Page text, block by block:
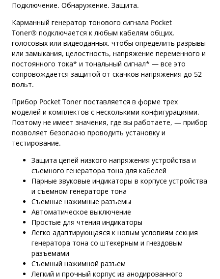
Подключение. Обнаружение. Защита.
Карманный генератор тонового сигнала Pocket
Toner® подключается к любым кабелям общих,
голосовых или видеоданных, чтобы определить разрывы
или замыкания, целостность, напряжение переменного и
постоянного тока* и тональный сигнал* — все это
сопровождается защитой от скачков напряжения до 52
вольт.
Прибор Pocket Toner поставляется в форме трех
моделей и комплектов с несколькими конфигурациями.
Поэтому не имеет значения, где вы работаете, — прибор
позволяет безопасно проводить установку и
тестирование.
Защита цепей низкого напряжения устройства и
съемного генератора тона для кабелей
Парные звуковые индикаторы в корпусе устройства
и съемном генераторе тона
Съемные нажимные разъемы
Автоматическое выключение
Простые для чтения индикаторы
Легко адаптирующаяся к новым условиям секция
генератора тона со штекерным и гнездовым
разъемами
Съемный нажимной разъем
Легкий и прочный корпус из анодированного